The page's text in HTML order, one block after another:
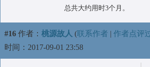
总共大约用时3个月。
#16 作者： 桃源故人 (联系作者 | 作者点评
时间：2017-09-01 23:58